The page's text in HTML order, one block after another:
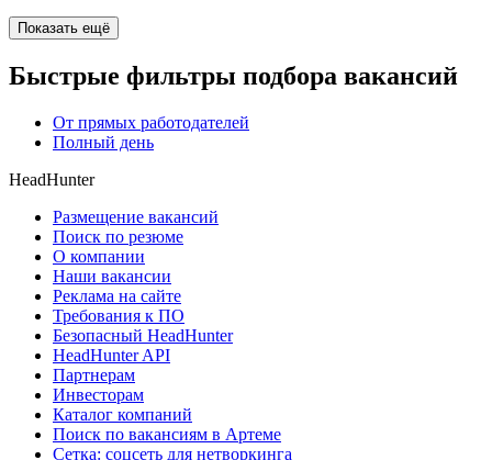
Показать ещё
Быстрые фильтры подбора вакансий
От прямых работодателей
Полный день
HeadHunter
Размещение вакансий
Поиск по резюме
О компании
Наши вакансии
Реклама на сайте
Требования к ПО
Безопасный HeadHunter
HeadHunter API
Партнерам
Инвесторам
Каталог компаний
Поиск по вакансиям в Артеме
Сетка: соцсеть для нетворкинга